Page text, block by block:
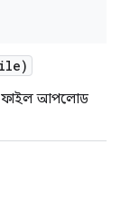
ফাইল আপলোড